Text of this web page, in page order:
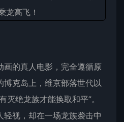
画的真人电影，完全遵循原
博克岛上，维京部落世代以
灭绝龙族才能换取和平”。
视，却在一场龙族袭击中